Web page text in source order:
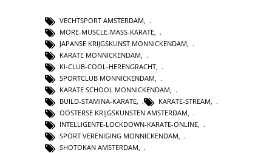
VECHTSPORT AMSTERDAM
MORE-MUSCLE-MASS-KARATE
JAPANSE KRIJGSKUNST MONNICKENDAM
KARATE MONNICKENDAM
KI-CLUB-COOL-HERENGRACHT
SPORTCLUB MONNICKENDAM
KARATE SCHOOL MONNICKENDAM
BUILD-STAMINA-KARATE, KARATE-STREAM,
OOSTERSE KRIJGSKUNSTEN AMSTERDAM,
INTELLIGENTE-LOCKDOWN-KARATE-ONLINE,
SPORT VERENIGING MONNICKENDAM,
SHOTOKAN AMSTERDAM,